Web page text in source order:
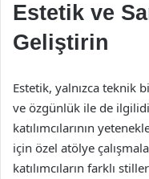
Estetik ve
Geliştirin
Estetik, yalnızca teknik
ve özgünlük ile de
katılımcılarının
için özel atölye
katılımcıların farklı